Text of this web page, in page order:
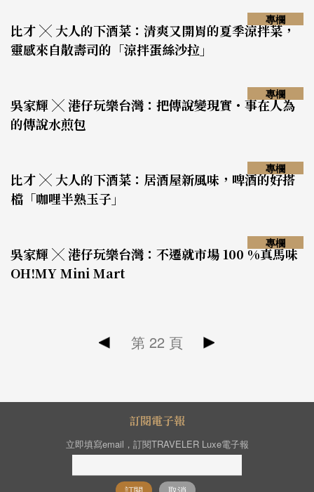
比才 ╳ 大人的下酒菜：清爽又開胃的夏季涼拌菜，
靈感來自散壽司的「涼拌蛋絲沙拉」
專欄
吳家輝 ╳ 港仔玩樂台灣：把傳說變現實・事在人為
的傳說水煎包
專欄
比才 ╳ 大人的下酒菜：居酒屋新風味，啤酒的好搭
檔「咖哩半熟玉子」
專欄
吳家輝 ╳ 港仔玩樂台灣：不遷就市場 100 %真馬味
OH!MY Mini Mart
專欄
第 22 頁
訂閱電子報
立即填寫email，訂閱TRAVELER Luxe電子報